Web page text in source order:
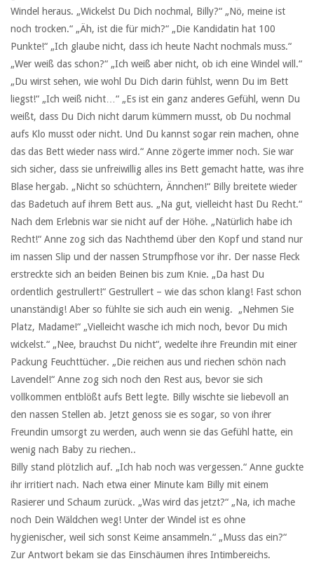
Windel heraus. „Wickelst Du Dich nochmal, Billy?“ „Nö, meine ist
noch trocken.“ „Äh, ist die für mich?“ „Die Kandidatin hat 100
Punkte!“ „Ich glaube nicht, dass ich heute Nacht nochmals muss.“
„Wer weiß das schon?“ „Ich weiß aber nicht, ob ich eine Windel will.“
„Du wirst sehen, wie wohl Du Dich darin fühlst, wenn Du im Bett
liegst!“ „Ich weiß nicht…“ „Es ist ein ganz anderes Gefühl, wenn Du
weißt, dass Du Dich nicht darum kümmern musst, ob Du nochmal
aufs Klo musst oder nicht. Und Du kannst sogar rein machen, ohne
das das Bett wieder nass wird.“ Anne zögerte immer noch. Sie war
sich sicher, dass sie unfreiwillig alles ins Bett gemacht hatte, was ihre
Blase hergab. „Nicht so schüchtern, Ännchen!“ Billy breitete wieder
das Badetuch auf ihrem Bett aus. „Na gut, vielleicht hast Du Recht.“
Nach dem Erlebnis war sie nicht auf der Höhe. „Natürlich habe ich
Recht!“ Anne zog sich das Nachthemd über den Kopf und stand nur
im nassen Slip und der nassen Strumpfhose vor ihr. Der nasse Fleck
erstreckte sich an beiden Beinen bis zum Knie. „Da hast Du
ordentlich gestrullert!“ Gestrullert – wie das schon klang! Fast schon
unanständig! Aber so fühlte sie sich auch ein wenig. „Nehmen Sie
Platz, Madame!“ „Vielleicht wasche ich mich noch, bevor Du mich
wickelst.“ „Nee, brauchst Du nicht“, wedelte ihre Freundin mit einer
Packung Feuchttücher. „Die reichen aus und riechen schön nach
Lavendel!“ Anne zog sich noch den Rest aus, bevor sie sich
vollkommen entblößt aufs Bett legte. Billy wischte sie liebevoll an
den nassen Stellen ab. Jetzt genoss sie es sogar, so von ihrer
Freundin umsorgt zu werden, auch wenn sie das Gefühl hatte, ein
wenig nach Baby zu riechen..
Billy stand plötzlich auf. „Ich hab noch was vergessen.“ Anne guckte
ihr irritiert nach. Nach etwa einer Minute kam Billy mit einem
Rasierer und Schaum zurück. „Was wird das jetzt?“ „Na, ich mache
noch Dein Wäldchen weg! Unter der Windel ist es ohne
hygienischer, weil sich sonst Keime ansammeln.“ „Muss das ein?“
Zur Antwort bekam sie das Einschäumen ihres Intimbereichs.